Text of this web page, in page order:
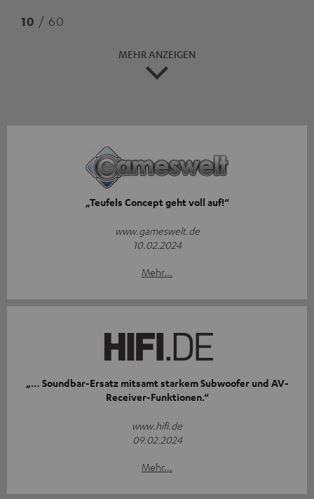
10 / 60
MEHR ANZEIGEN
„Teufels Concept geht voll auf!“
www.gameswelt.de
10.02.2024
Mehr...
„… Soundbar-Ersatz mitsamt starkem Subwoofer und AV-
Receiver-Funktionen.“
www.hifi.de
09.02.2024
Mehr...